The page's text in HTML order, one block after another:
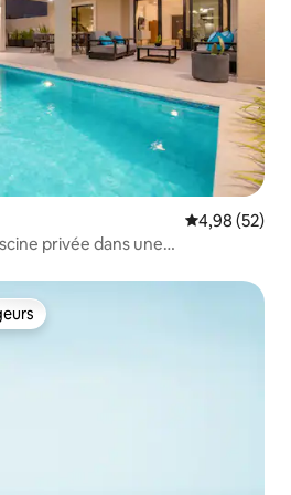
Note
4,98 (52)
privée dans une
parmi les plus aimés